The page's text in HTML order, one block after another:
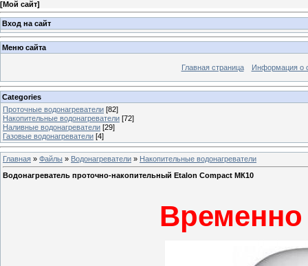
[Мой сайт]
Вход на сайт
Меню сайта
Главная страница Информация о
Categories
Проточные водонагреватели [82]
Накопительные водонагреватели [72]
Наливные водонагреватели [29]
Газовые водонагреватели [4]
Главная » Файлы » Водонагреватели » Накопительные водонагреватели
Водонагреватель проточно-накопительный Etalon Compact МК10
Временно